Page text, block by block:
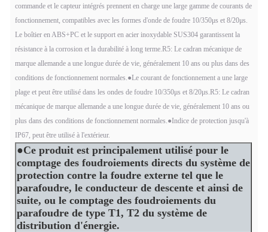
commande et le capteur intégrés prennent en charge une large gamme de courants de
fonctionnement, compatibles avec les formes d'onde de foudre 10/350μs et 8/20μs.
Le boîtier en ABS+PC et le support en acier inoxydable SUS304 garantissent la
résistance à la corrosion et la durabilité à long terme.R5: Le cadran mécanique de
marque allemande a une longue durée de vie, généralement 10 ans ou plus dans des
conditions de fonctionnement normales.●Le courant de fonctionnement a une large
plage et peut être utilisé dans les ondes de foudre 10/350μs et 8/20μs.R5: Le cadran
mécanique de marque allemande a une longue durée de vie, généralement 10 ans ou
plus dans des conditions de fonctionnement normales.●Indice de protection jusqu'à
IP67, peut être utilisé à l'extérieur.
●Ce produit est principalement utilisé pour le
comptage des foudroiements directs du système de
protection contre la foudre externe tel que le
parafoudre, le conducteur de descente et ainsi de
suite, ou le comptage des foudroiements du
parafoudre de type T1, T2 du système de
distribution d'énergie.